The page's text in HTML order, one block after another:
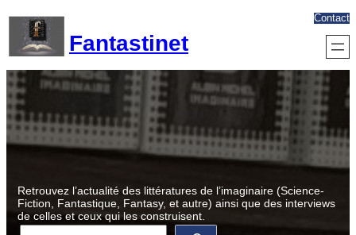
contenu
Fantastinet
Contact
Retrouvez l’actualité des littératures de l’imaginaire (Science-
Fiction, Fantastique, Fantasy, et autre) ainsi que des interviews
de celles et ceux qui les construisent.
R